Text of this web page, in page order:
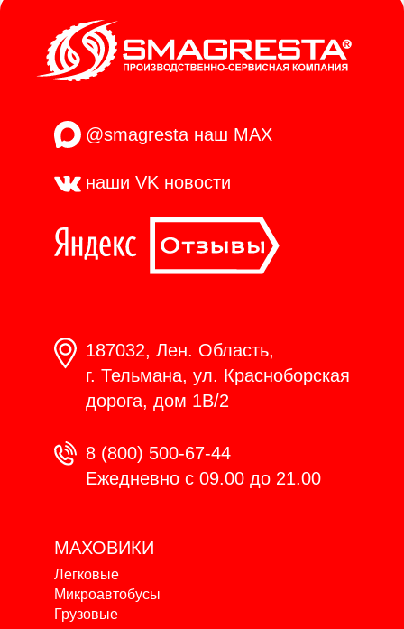
@smagresta наш MAX
наши VK новости
187032, Лен. Область,
г. Тельмана, ул. Красноборская
дорога, дом 1В/2
8 (800) 500-67-44
Ежедневно с 09.00 до 21.00
МАХОВИКИ
Легковые
Микроавтобусы
Грузовые